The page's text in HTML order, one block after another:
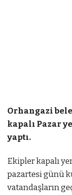
Orhangazi
kapalı Pazar
yaptı.
Ekipler kapalı
pazartesi günü
vatandaşların